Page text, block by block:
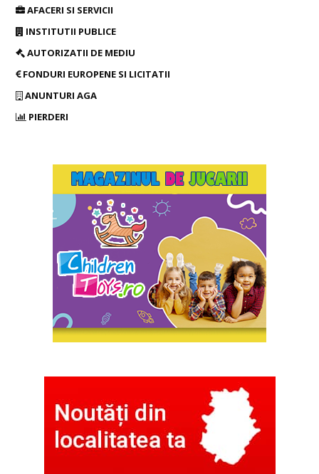
AFACERI SI SERVICII
INSTITUTII PUBLICE
AUTORIZATII DE MEDIU
FONDURI EUROPENE SI LICITATII
ANUNTURI AGA
PIERDERI